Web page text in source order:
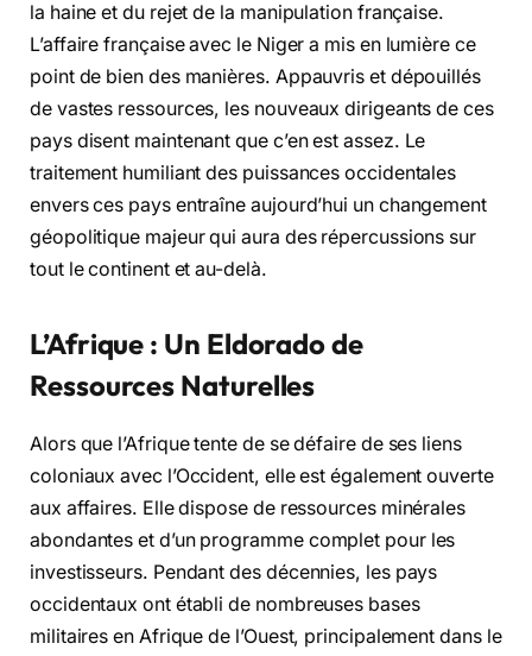
la haine et du rejet de la manipulation française.
L’affaire française avec le Niger a mis en lumière ce
point de bien des manières. Appauvris et dépouillés
de vastes ressources, les nouveaux dirigeants de ces
pays disent maintenant que c’en est assez. Le
traitement humiliant des puissances occidentales
envers ces pays entraîne aujourd’hui un changement
géopolitique majeur qui aura des répercussions sur
tout le continent et au-delà.
L’Afrique : Un Eldorado de
Ressources Naturelles
Alors que l’Afrique tente de se défaire de ses liens
coloniaux avec l’Occident, elle est également ouverte
aux affaires. Elle dispose de ressources minérales
abondantes et d’un programme complet pour les
investisseurs. Pendant des décennies, les pays
occidentaux ont établi de nombreuses bases
militaires en Afrique de l’Ouest, principalement dans le